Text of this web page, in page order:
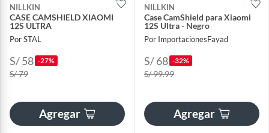
NILLKIN
CASE CAMSHIELD XIAOMI
12S ULTRA
Por STAL
S/ 58 -27%
S/ 79
Agregar
NILLKIN
Case CamShield para Xiaomi
12S Ultra - Negro
Por ImportacionesFayad
S/ 68 -32%
S/ 99.99
Agregar